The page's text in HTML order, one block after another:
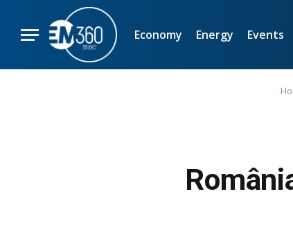
Economy Energy Events